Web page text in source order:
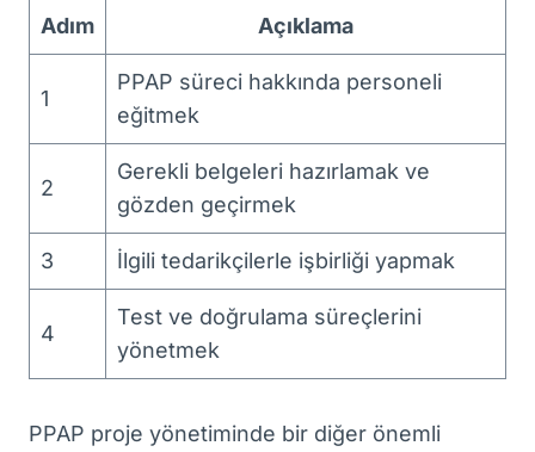
Adım Açıklama
1
PPAP süreci hakkında personeli
eğitmek
2
Gerekli belgeleri hazırlamak ve
gözden geçirmek
3 İlgili tedarikçilerle işbirliği yapmak
4
Test ve doğrulama süreçlerini
yönetmek
PPAP proje yönetiminde bir diğer önemli